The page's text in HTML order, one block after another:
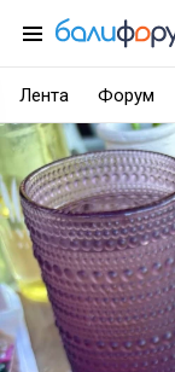
Лента Форум